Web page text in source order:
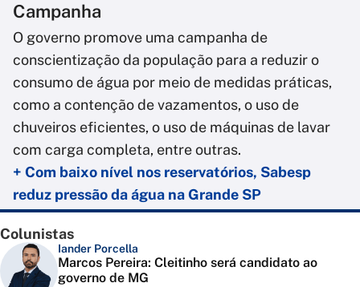
Campanha
O governo promove uma campanha de
conscientização da população para a reduzir o
consumo de água por meio de medidas práticas,
como a contenção de vazamentos, o uso de
chuveiros eficientes, o uso de máquinas de lavar
com carga completa, entre outras.
+ Com baixo nível nos reservatórios, Sabesp
reduz pressão da água na Grande SP
Colunistas
Iander Porcella
Marcos Pereira: Cleitinho será candidato ao
governo de MG